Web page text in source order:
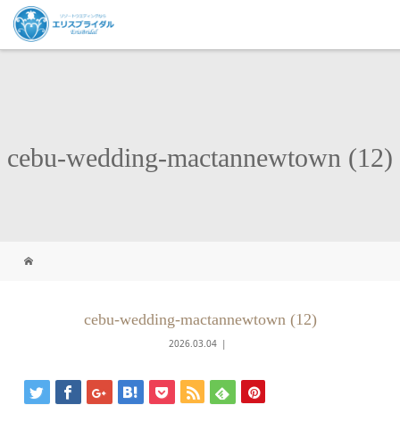
cebu-wedding-mactannewtown (12)
cebu-wedding-mactannewtown (12)
2026.03.04